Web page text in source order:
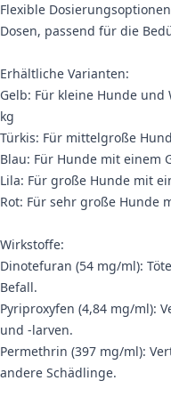
Flexible
Dosen, passend für die
Erhältliche Varianten:
Gelb: Für kleine Hunde
kg
Türkis: Für mittelgroße
Blau: Für Hunde mit einem
Lila: Für große Hunde mit
Rot: Für sehr große Hunde
Wirkstoffe:
Dinotefuran (54 mg/ml):
Befall.
Pyriproxyfen (4,84 mg/ml):
und -larven.
Permethrin (397 mg/ml):
andere Schädlinge.